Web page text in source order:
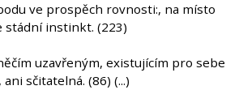
ve prospěch rovnosti:, na místo
instinkt. (223)
uzavřeným, existujícím pro sebe
sčitatelná. (86) (...)